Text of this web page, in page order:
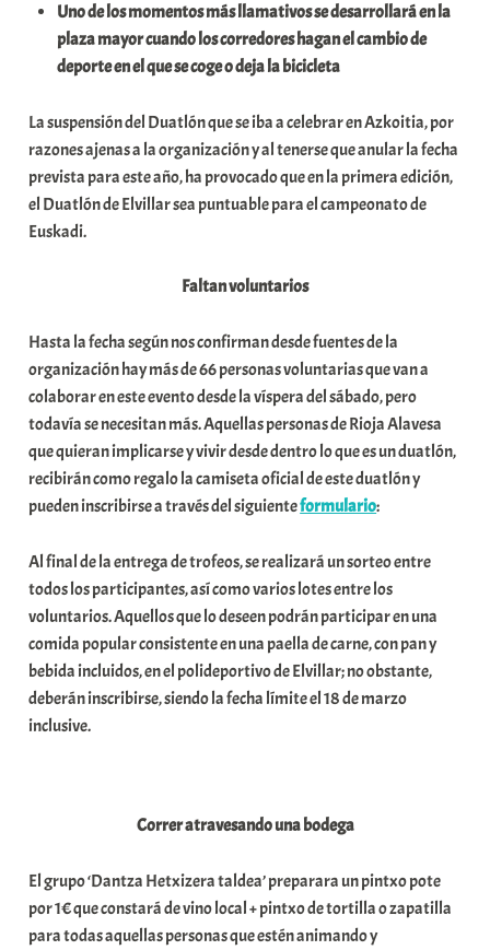
o
m
u
i
t
a
t
Uno de los momentos más llamativos se desarrollará en la
plaza mayor cuando los corredores hagan el cambio de
deporte en el que se coge o deja la bicicleta
La suspensión del Duatlón que se iba a celebrar en Azkoitia, por
razones ajenas a la organización y al tenerse que anular la fecha
prevista para este año, ha provocado que en la primera edición,
el Duatlón de Elvillar sea puntuable para el campeonato de
Euskadi.
Faltan voluntarios
Hasta la fecha según nos confirman desde fuentes de la
organización hay más de 66 personas voluntarias que van a
colaborar en este evento desde la víspera del sábado, pero
todavía se necesitan más. Aquellas personas de Rioja Alavesa
que quieran implicarse y vivir desde dentro lo que es un duatlón,
recibirán como regalo la camiseta oficial de este duatlón y
pueden inscribirse a través del siguienteformulario:
Al final de la entrega de trofeos, se realizará un sorteo entre
todos los participantes, así como varios lotes entre los
voluntarios. Aquellos que lo deseen podrán participar en una
comida popular consistente en una paella de carne, con pan y
bebida incluidos, en el polideportivo de Elvillar; no obstante,
deberán inscribirse, siendo la fecha límite el 18 de marzo
inclusive.
Correr atravesando una bodega
El grupo ‘Dantza Hetxizera taldea’ preparara un pintxo pote
por 1€ que constará de vino local + pintxo de tortilla o zapatilla
para todas aquellas personas que estén animando y